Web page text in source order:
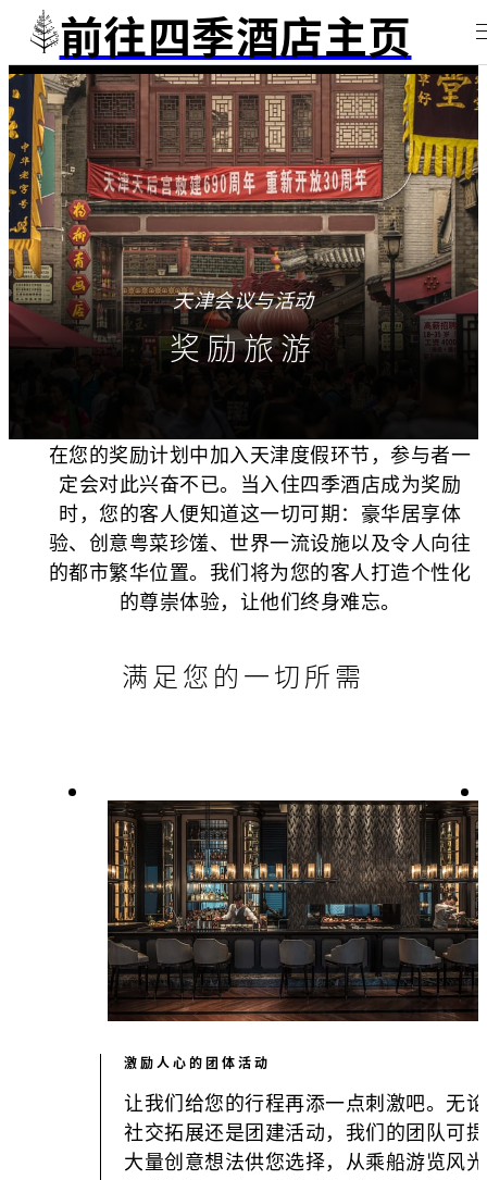
前往四季酒店主页
天津会议与活动
奖励旅游
在您的奖励计划中加入天津度假环节，参与者一
定会对此兴奋不已。当入住四季酒店成为奖励
时，您的客人便知道这一切可期：豪华居享体
验、创意粤菜珍馐、世界一流设施以及令人向往
的都市繁华位置。我们将为您的客人打造个性化
的尊崇体验，让他们终身难忘。
满足您的一切所需
激励人心的团体活动
让我们给您的行程再添一点刺激吧。无
社交拓展还是团建活动，我们的团队可
大量创意想法供您选择，从乘船游览风